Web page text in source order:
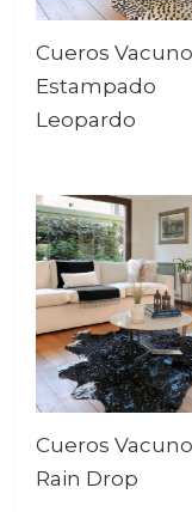
Cueros
Estampado
Leopardo
Cueros
Rain Drop